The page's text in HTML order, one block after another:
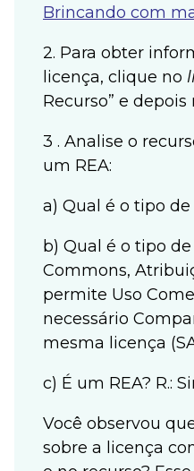
Brincando com
2. Para obter
licença, clique no
Recurso” e depois
3 . Analise o
um REA:
a) Qual é o tipo de
b) Qual é o tipo
Commons,
permite Uso
necessário
mesma licença
c) É um REA? R.:
Você observou
sobre a licença